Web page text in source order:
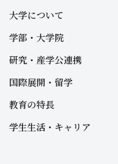
大学について
学部・大学院
研究・産学公連携
国際展開・留学
教育の特長
学生生活・キャリア